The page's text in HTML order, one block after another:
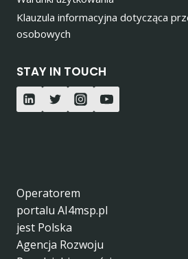
Klauzula informacyjna dotycząca
osobowych
STAY IN TOUCH
Operatorem
portalu AI4msp.pl
jest Polska
Agencja Rozwoju